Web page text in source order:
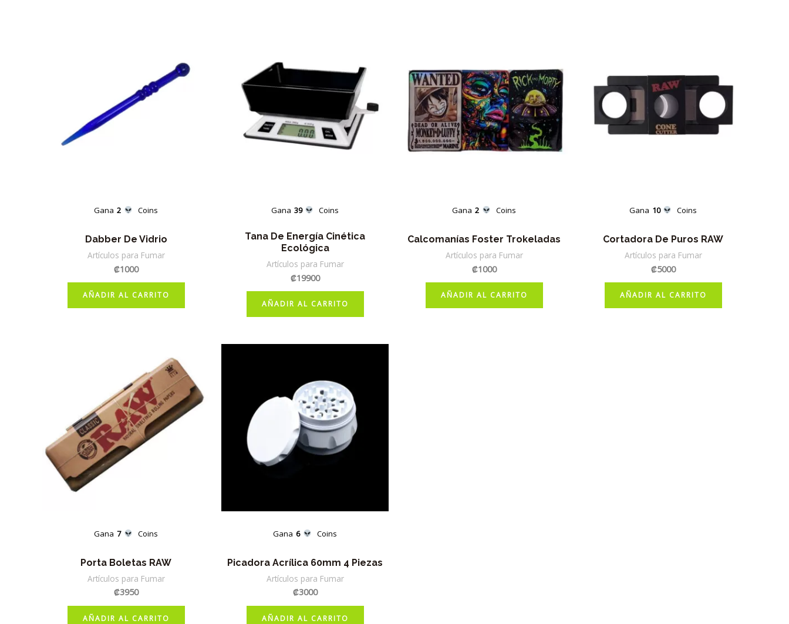
Gana 2 Coins
Dabber De Vidrio
Artículos para Fumar
₡1000
AÑADIR AL CARRITO
Gana 39 Coins
Tana De Energía Cinética
Ecológica
Artículos para Fumar
₡19900
AÑADIR AL CARRITO
Gana 2 Coins
Calcomanías Foster Trokeladas
Artículos para Fumar
₡1000
AÑADIR AL CARRITO
Gana 10 Coins
Cortadora De Puros RAW
Artículos para Fumar
₡5000
AÑADIR AL CARRITO
Gana 7 Coins
Porta Boletas RAW
Artículos para Fumar
₡3950
AÑADIR AL CARRITO
Gana 6 Coins
Picadora Acrílica 60mm 4 Piezas
Artículos para Fumar
₡3000
AÑADIR AL CARRITO